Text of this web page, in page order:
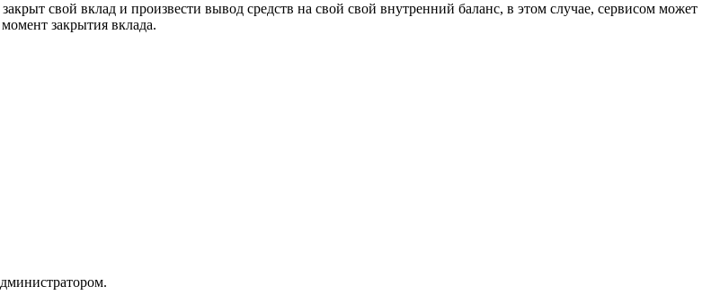
свой вклад и произвести вывод средств на свой свой внутренний баланс, в этом случае, сервисом может
закрытия вклада.